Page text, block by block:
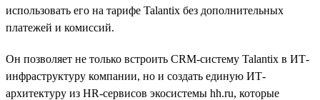
использовать его на тарифе Talantix без дополнительных
платежей и комиссий.
Он позволяет не только встроить CRM-систему Talantix в ИТ-
инфраструктуру компании, но и создать единую ИТ-
архитектуру из HR-сервисов экосистемы hh.ru, которые